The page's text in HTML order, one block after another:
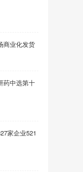
商业化发货
药中选第十
家企业521